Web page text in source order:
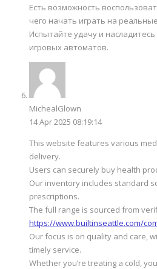
Есть возможность
чего начать играть на
Испытайте удачу и
игровых автоматов.
MichealGlown
14 Apr 2025 08:19:14
This website features various
delivery.
Users can securely buy health
Our inventory includes standard
prescriptions.
The full range is sourced from
https://www.builtinseattle.com/
Our focus is on quality and care,
timely service.
Whether you’re treating a cold,